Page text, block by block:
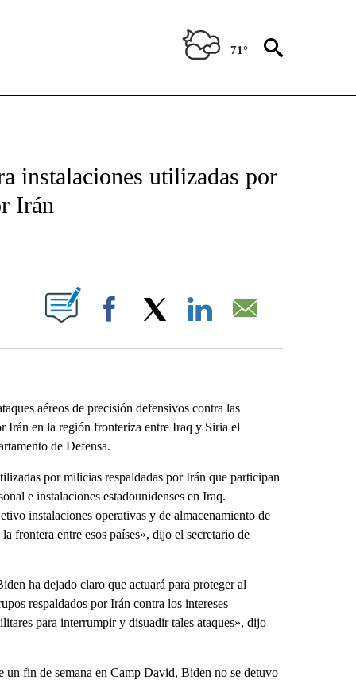
71°
ABOUT NEW PAGES ON "CNN - SPANISH".
instalaciones utilizadas por
Irán
NEW PAGES ON "".
Facebook
aéreos de precisión defensivos contra las
Irán en la región fronteriza entre Iraq y Siria el
de Defensa.
por milicias respaldadas por Irán que participan
e instalaciones estadounidenses en Iraq.
instalaciones operativas y de almacenamiento de
frontera entre esos países», dijo el secretario de
ha dejado claro que actuará para proteger al
respaldados por Irán contra los intereses
para interrumpir y disuadir tales ataques», dijo
un fin de semana en Camp David, Biden no se detuvo